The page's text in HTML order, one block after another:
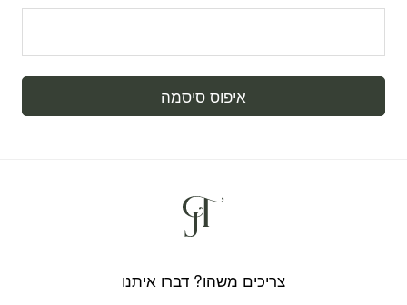
איפוס סיסמה
צריכים משהו? דברו איתנו